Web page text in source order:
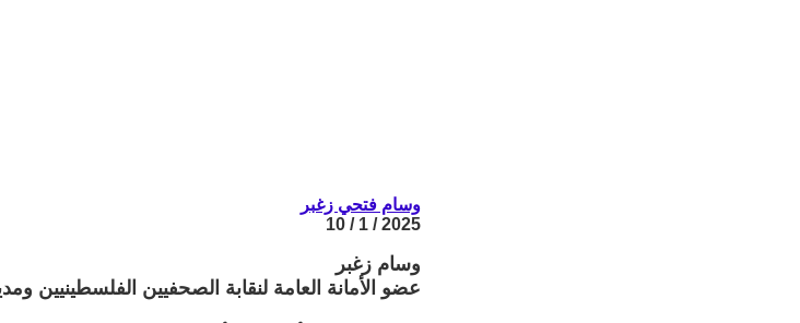
وسام فتحي زغبر
2025 / 1 / 10
وسام زغبر
عضو الأمانة العامة لنقابة الصحفيين